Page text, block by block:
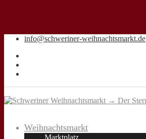
info@schweriner-weihnachtsmarkt.de
Weihnachtsmarkt
Marktplatz